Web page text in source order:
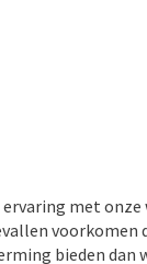
met
voorkomen
bieden